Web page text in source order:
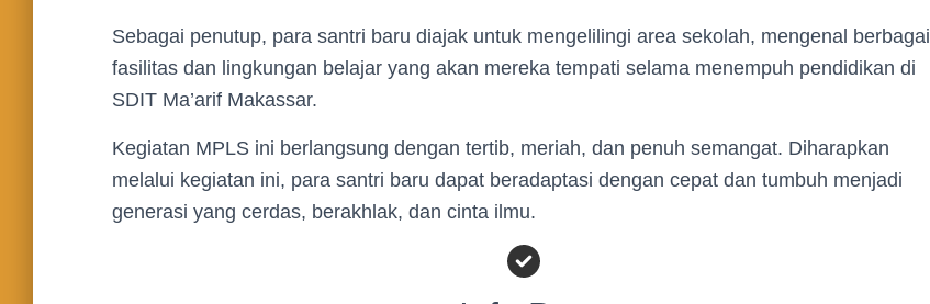
Sebagai penutup, para santri baru diajak untuk mengelilingi area sekolah, mengenal berbagai
fasilitas dan lingkungan belajar yang akan mereka tempati selama menempuh pendidikan di
SDIT Ma’arif Makassar.
Kegiatan MPLS ini berlangsung dengan tertib, meriah, dan penuh semangat. Diharapkan
melalui kegiatan ini, para santri baru dapat beradaptasi dengan cepat dan tumbuh menjadi
generasi yang cerdas, berakhlak, dan cinta ilmu.